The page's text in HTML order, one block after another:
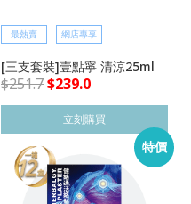
最熱賣 網店專享
[三支套裝]壹點寧 清涼25ml
$251.7$239.0
立刻購買
特價